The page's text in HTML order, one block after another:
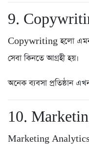
9.
Copywriting হলো
সেবা কিনতে আগ্রহী হয়।
অনেক ব্যবসা প্রতিষ্ঠান
10.
Marketing Analytics